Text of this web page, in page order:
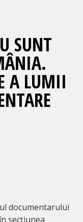
SUNT
A LUMII
documentarului
secțiunea